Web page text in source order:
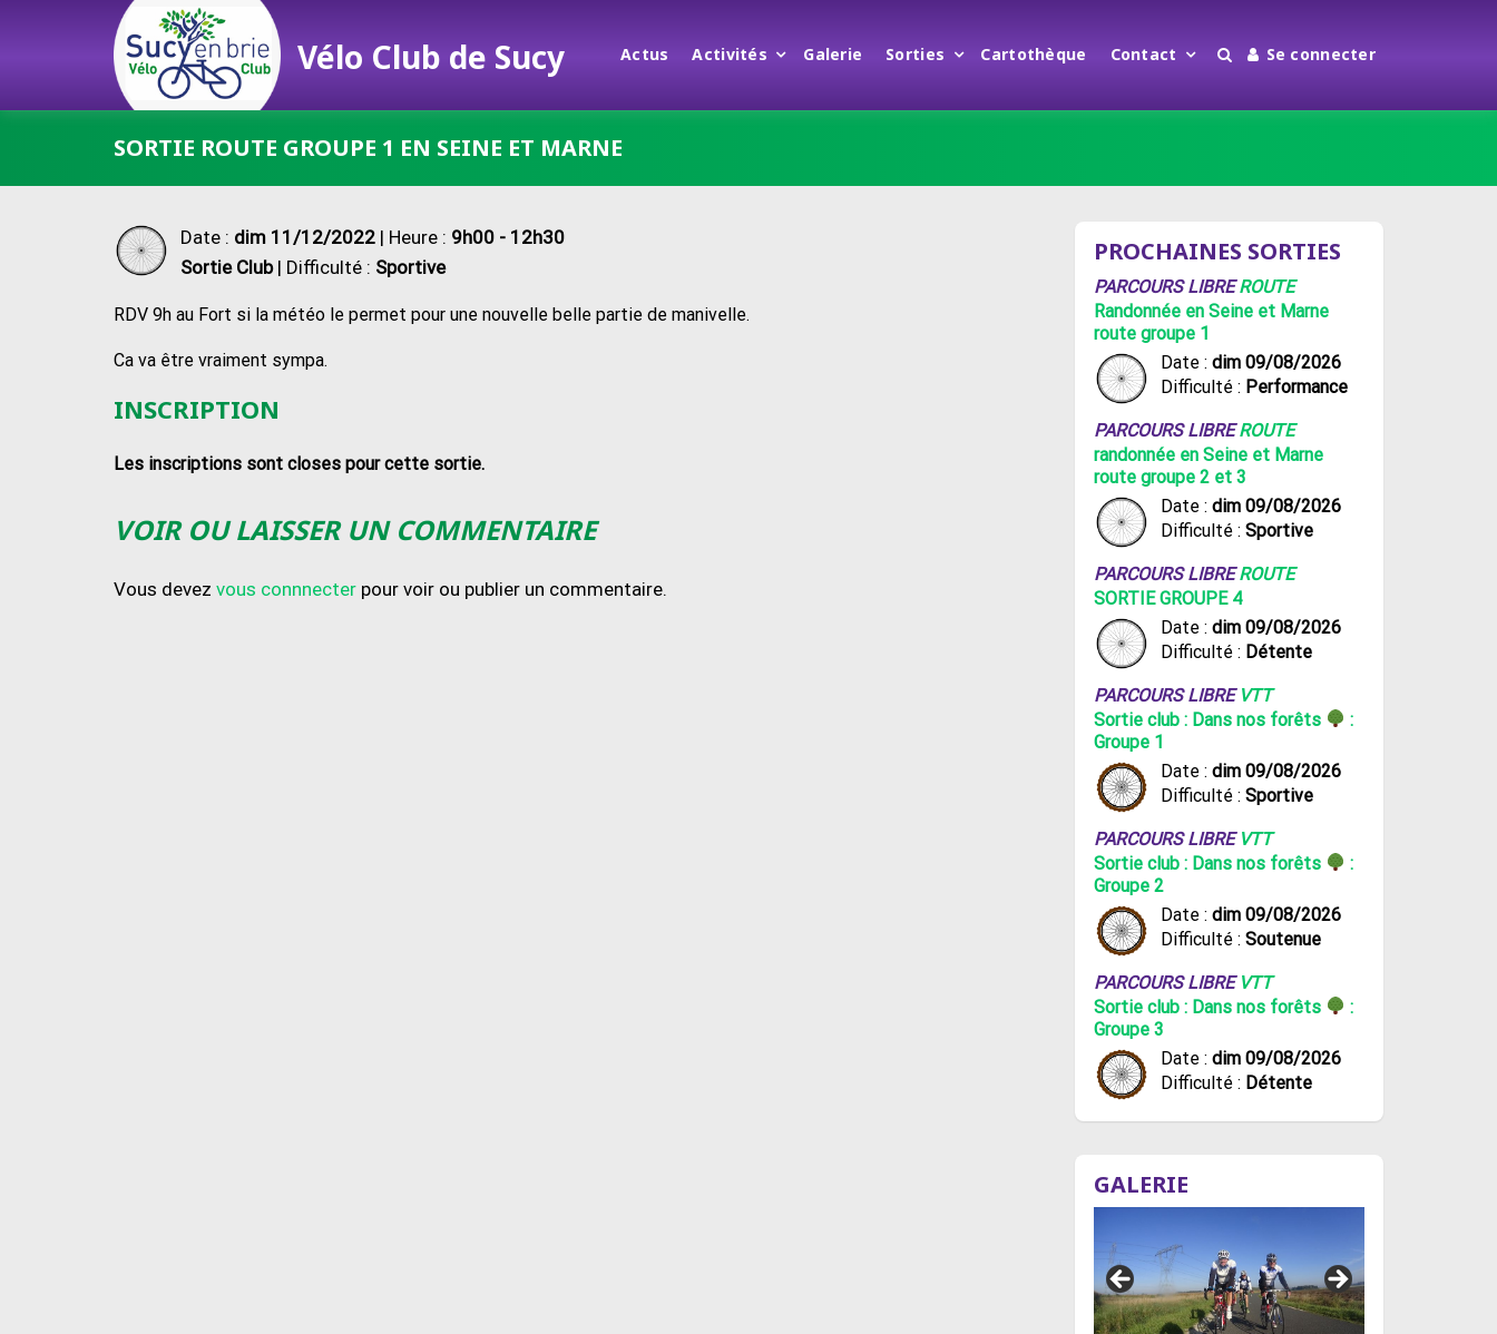
Vélo Club de Sucy Actus Activités Galerie Sorties Cartothèque Contact Se connecter
SORTIE ROUTE GROUPE 1 EN SEINE ET MARNE
Date : dim 11/12/2022 | Heure : 9h00 - 12h30
Sortie Club| Difficulté : Sportive
RDV 9h au Fort si la météo le permet pour une nouvelle belle partie de manivelle.
Ca va être vraiment sympa.
INSCRIPTION
Les inscriptions sont closes pour cette sortie.
VOIR OU LAISSER UN COMMENTAIRE
Vous devez vous connnecter pour voir ou publier un commentaire.
PROCHAINES SORTIES
PARCOURS LIBREROUTE
Randonnée en Seine et Marne
route groupe 1
Date : dim 09/08/2026
Difficulté : Performance
PARCOURS LIBREROUTE
randonnée en Seine et Marne
route groupe 2 et 3
Date : dim 09/08/2026
Difficulté : Sportive
PARCOURS LIBREROUTE
SORTIE GROUPE 4
Date : dim 09/08/2026
Difficulté : Détente
PARCOURS LIBRE VTT
Sortie club : Dans nos forêts
:
Groupe 1
Date : dim 09/08/2026
Difficulté : Sportive
PARCOURS LIBRE VTT
Sortie club : Dans nos forêts
:
Groupe 2
Date : dim 09/08/2026
Difficulté : Soutenue
PARCOURS LIBRE VTT
Sortie club : Dans nos forêts
:
Groupe 3
Date : dim 09/08/2026
Difficulté : Détente
GALERIE